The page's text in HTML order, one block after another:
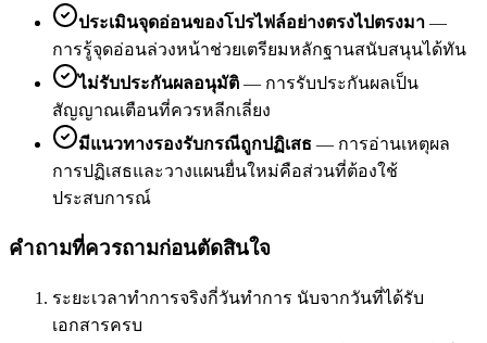
ประเมินจุดอ่อนของโปรไฟล์อย่างตรงไปตรงมา —
การรู้จุดอ่อนล่วงหน้าช่วยเตรียมหลักฐานสนับสนุนได้ทัน
ไม่รับประกันผลอนุมัติ — การรับประกันผลเป็น
สัญญาณเตือนที่ควรหลีกเลี่ยง
มีแนวทางรองรับกรณีถูกปฏิเสธ — การอ่านเหตุผล
การปฏิเสธและวางแผนยื่นใหม่คือส่วนที่ต้องใช้
ประสบการณ์
คำถามที่ควรถามก่อนตัดสินใจ
ระยะเวลาทำการจริงกี่วันทำการ นับจากวันที่ได้รับ
เอกสารครบ